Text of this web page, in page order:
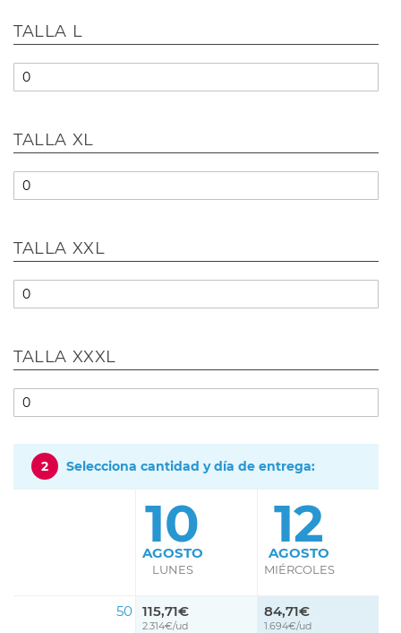
TALLA L
TALLA XL
TALLA XXL
TALLA XXXL
2 Selecciona cantidad y día de entrega:
10
AGOSTO
LUNES
12
AGOSTO
MIÉRCOLES
50 115,71€
2.314€/ud
84,71€
1.694€/ud